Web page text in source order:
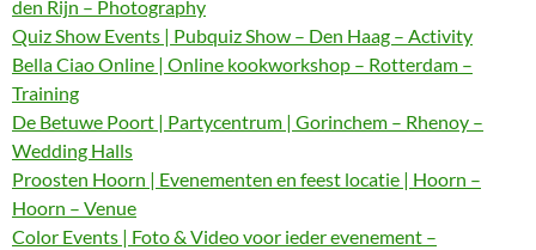
den Rijn – Photography
Quiz Show Events | Pubquiz Show – Den Haag – Activity
Bella Ciao Online | Online kookworkshop – Rotterdam –
Training
De Betuwe Poort | Partycentrum | Gorinchem – Rhenoy –
Wedding Halls
Proosten Hoorn | Evenementen en feest locatie | Hoorn –
Hoorn – Venue
Color Events | Foto & Video voor ieder evenement –